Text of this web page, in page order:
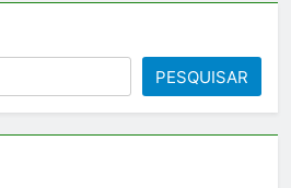
PESQUISAR